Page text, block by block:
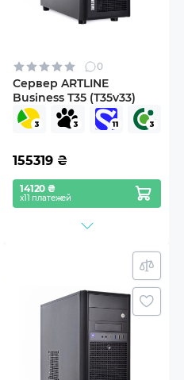
0
Сервер ARTLINE
Business T35 (T35v33)
155319 ₴
14120 ₴
х11 платежей